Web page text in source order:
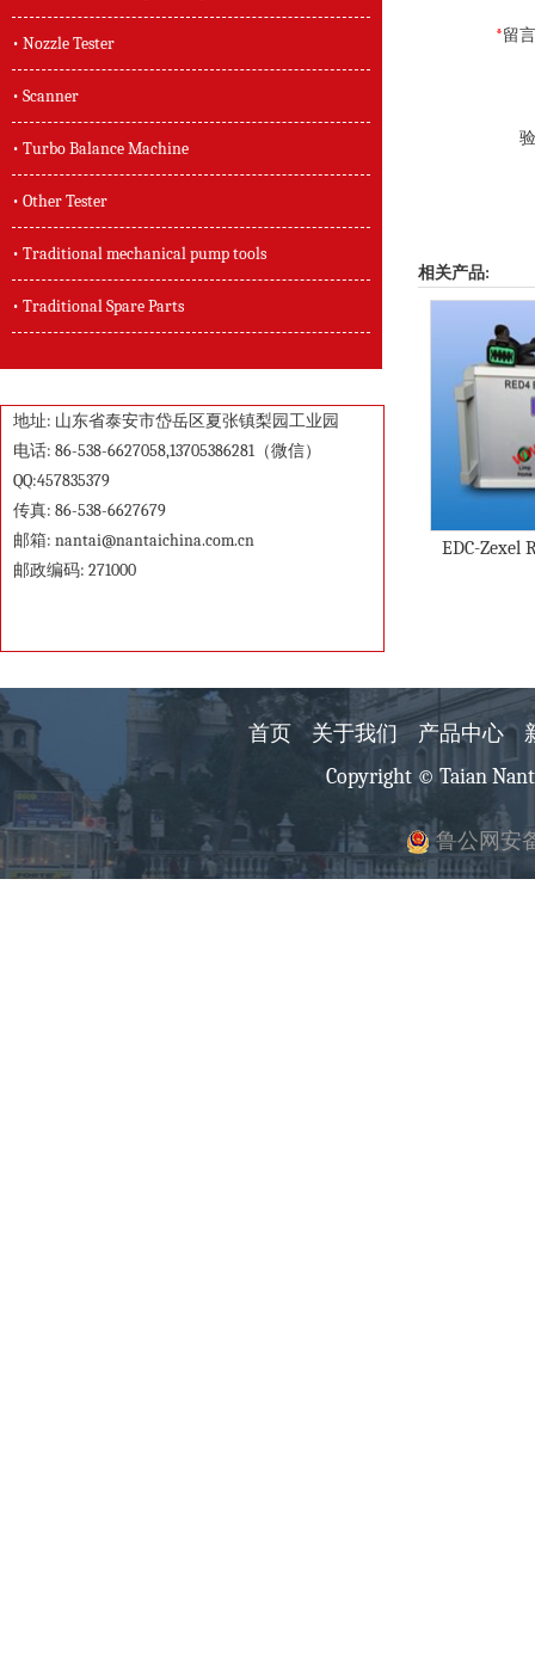
• Nozzle Tester
• Scanner
• Turbo Balance Machine
• Other Tester
• Traditional mechanical pump tools
• Traditional Spare Parts
地址: 山东省泰安市岱岳区夏张镇梨园工业园
电话: 86-538-6627058,13705386281（微信）
QQ:457835379
传真: 86-538-6627679
邮箱: nantai@nantaichina.com.cn
邮政编码: 271000
*留
相关产品:
EDC-Zexel
首页 关于我们 产品中心
Copyright © Taian
鲁公网安